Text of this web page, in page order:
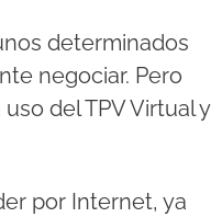
determinados
negociar. Pero
del TPV Virtual y
por Internet, ya